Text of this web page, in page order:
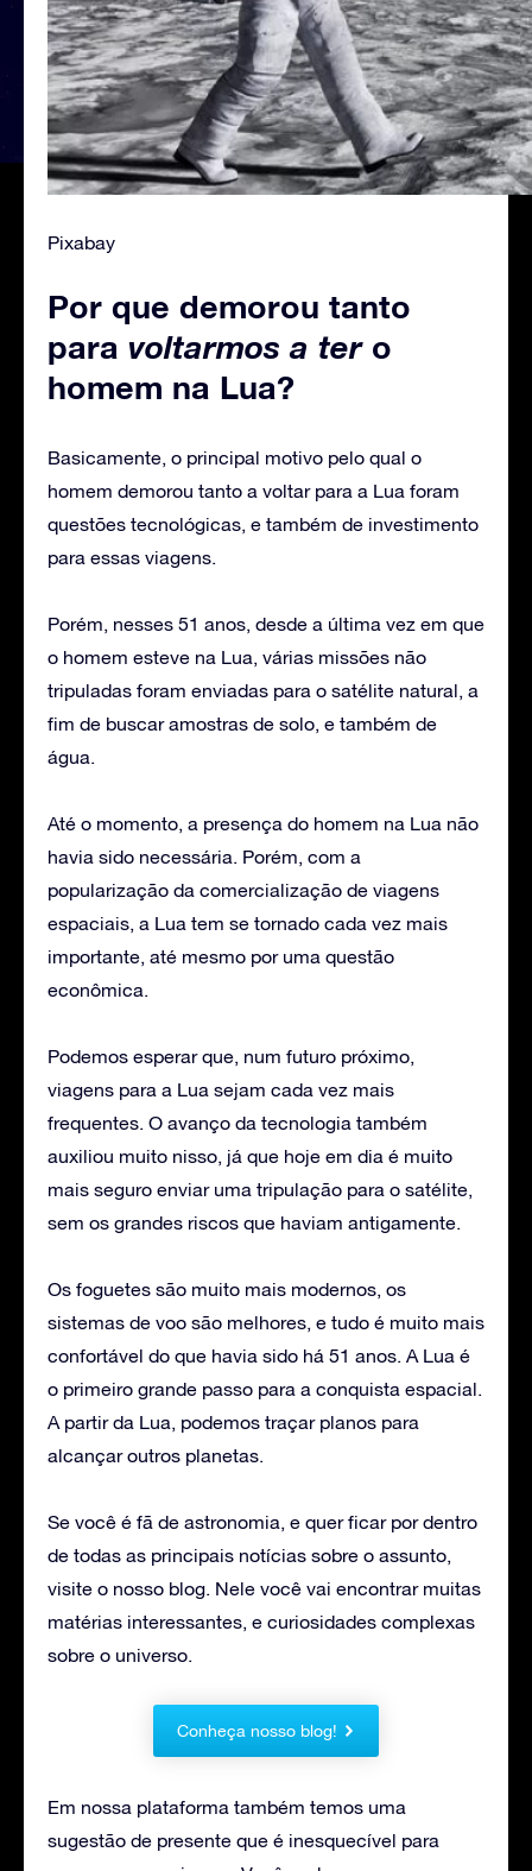
Pixabay
Por que demorou tanto
para voltarmos a tero
homem na Lua?
Basicamente, o principal motivo pelo qual o
homem demorou tanto a voltar para a Lua foram
questões tecnológicas, e também de investimento
para essas viagens.
Porém, nesses 51 anos, desde a última vez em que
o homem esteve na Lua, várias missões não
tripuladas foram enviadas para o satélite natural, a
fim de buscar amostras de solo, e também de
água.
Até o momento, a presença do homem na Lua não
havia sido necessária. Porém, com a
popularização da comercialização de viagens
espaciais, a Lua tem se tornado cada vez mais
importante, até mesmo por uma questão
econômica.
Podemos esperar que, num futuro próximo,
viagens para a Lua sejam cada vez mais
frequentes. O avanço da tecnologia também
auxiliou muito nisso, já que hoje em dia é muito
mais seguro enviar uma tripulação para o satélite,
sem os grandes riscos que haviam antigamente.
Os foguetes são muito mais modernos, os
sistemas de voo são melhores, e tudo é muito mais
confortável do que havia sido há 51 anos. A Lua é
o primeiro grande passo para a conquista espacial.
A partir da Lua, podemos traçar planos para
alcançar outros planetas.
Se você é fã de astronomia, e quer ficar por dentro
de todas as principais notícias sobre o assunto,
visite o nosso blog. Nele você vai encontrar muitas
matérias interessantes, e curiosidades complexas
sobre o universo.
Conheça nosso blog!
Em nossa plataforma também temos uma
sugestão de presente que é inesquecível para